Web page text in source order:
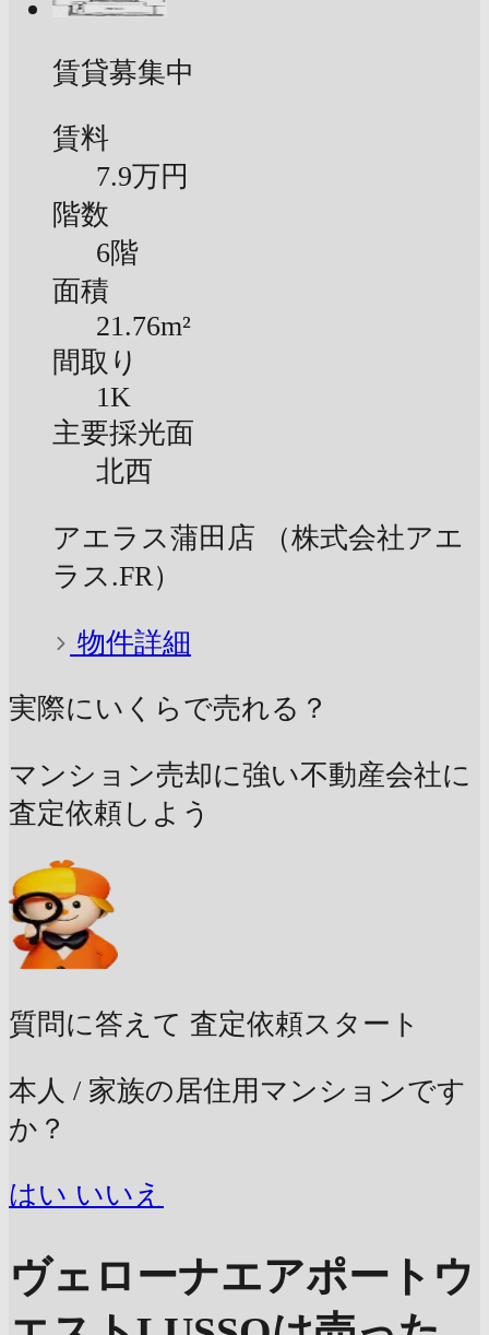
賃貸募集中
賃料
7.9万円
階数
6階
面積
21.76m²
間取り
1K
主要採光面
北西
アエラス蒲田店 （株式会社アエ
ラス.FR）
物件詳細
実際にいくらで売れる？
マンション売却に強い不動産会社に
査定依頼しよう
質問に答えて 査定依頼スタート
本人 / 家族の居住用マンションです
か？
はい いいえ
ヴェローナエアポートウ